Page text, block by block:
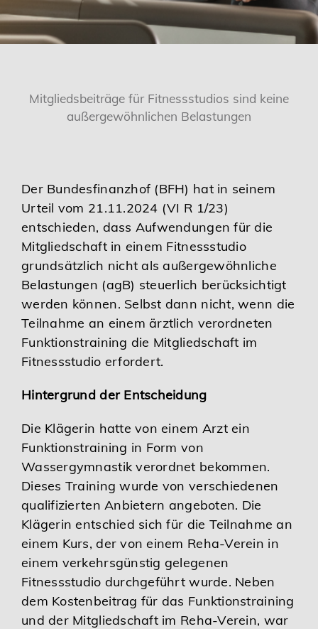
Karriere
Mitgliedsbeiträge für Fitnessstudios sind keine
außergewöhnlichen Belastungen
Der Bundesfinanzhof (BFH) hat in seinem
Urteil vom 21.11.2024 (VI R 1/23)
entschieden, dass Aufwendungen für die
Mitgliedschaft in einem Fitnessstudio
grundsätzlich nicht als außergewöhnliche
Belastungen (agB) steuerlich berücksichtigt
werden können. Selbst dann nicht, wenn die
Teilnahme an einem ärztlich verordneten
Funktionstraining die Mitgliedschaft im
Fitnessstudio erfordert.
Hintergrund der Entscheidung
Die Klägerin hatte von einem Arzt ein
Funktionstraining in Form von
Wassergymnastik verordnet bekommen.
Dieses Training wurde von verschiedenen
qualifizierten Anbietern angeboten. Die
Klägerin entschied sich für die Teilnahme an
einem Kurs, der von einem Reha-Verein in
einem verkehrsgünstig gelegenen
Fitnessstudio durchgeführt wurde. Neben
dem Kostenbeitrag für das Funktionstraining
und der Mitgliedschaft im Reha-Verein, war